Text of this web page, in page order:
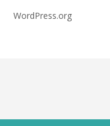
WordPress.org